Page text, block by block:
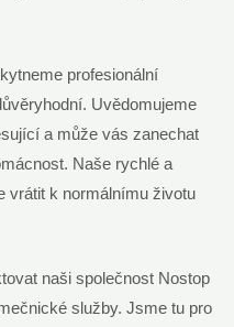
profesionální
Uvědomujeme
a může vás zanechat
Naše rychlé a
vrátit k normálnímu životu
naši společnost Nostop
služby. Jsme tu pro